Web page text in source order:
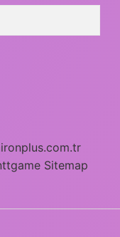
Sitemap